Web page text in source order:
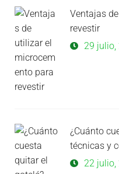
Ventajas
revestir
29 julio,
¿Cuánto
técnicas y
22 julio,